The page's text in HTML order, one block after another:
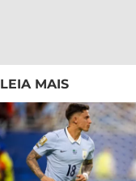
LEIA MAIS